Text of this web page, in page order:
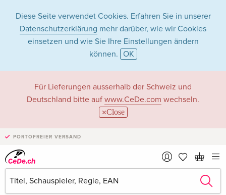
Diese Seite verwendet Cookies. Erfahren Sie in unserer
Datenschutzerklärung mehr darüber, wie wir Cookies
einsetzen und wie Sie Ihre Einstellungen ändern
können. OK
Für Lieferungen ausserhalb der Schweiz und
Deutschland bitte auf www.CeDe.com wechseln.
Close
PORTOFREIER VERSAND